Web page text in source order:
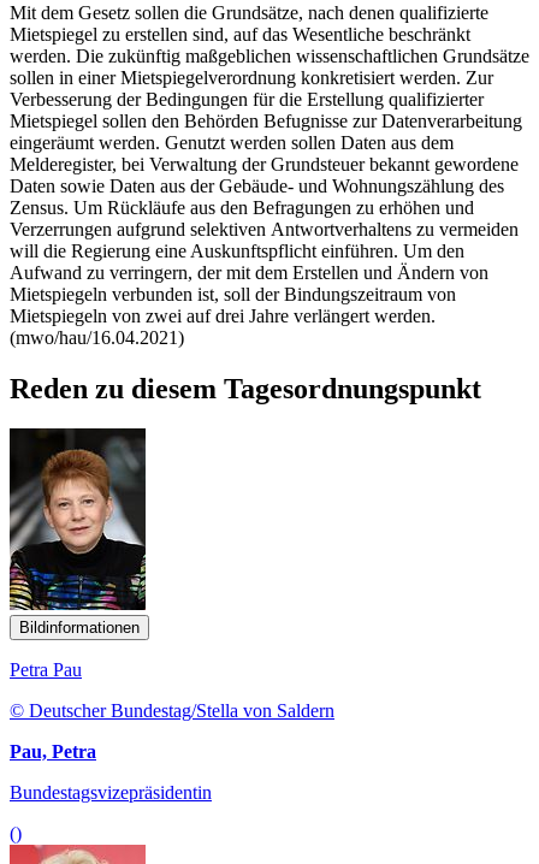
Mit dem Gesetz sollen die Grundsätze, nach denen qualifizierte
Mietspiegel zu erstellen sind, auf das Wesentliche beschränkt
werden. Die zukünftig maßgeblichen wissenschaftlichen Grundsätze
sollen in einer Mietspiegelverordnung konkretisiert werden. Zur
Verbesserung der Bedingungen für die Erstellung qualifizierter
Mietspiegel sollen den Behörden Befugnisse zur Datenverarbeitung
eingeräumt werden. Genutzt werden sollen Daten aus dem
Melderegister, bei Verwaltung der Grundsteuer bekannt gewordene
Daten sowie Daten aus der Gebäude- und Wohnungszählung des
Zensus. Um Rückläufe aus den Befragungen zu erhöhen und
Verzerrungen aufgrund selektiven Antwortverhaltens zu vermeiden
will die Regierung eine Auskunftspflicht einführen. Um den
Aufwand zu verringern, der mit dem Erstellen und Ändern von
Mietspiegeln verbunden ist, soll der Bindungszeitraum von
Mietspiegeln von zwei auf drei Jahre verlängert werden.
(mwo/hau/16.04.2021)
Reden zu diesem Tagesordnungspunkt
Bildinformationen
Petra Pau
© Deutscher Bundestag/Stella von Saldern
Pau, Petra
Bundestagsvizepräsidentin
()